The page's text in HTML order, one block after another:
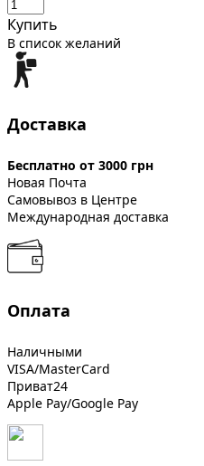
Купить
В список желаний
Доставка
Бесплатно от 3000 грн
Новая Почта
Самовывоз в Центре
Международная доставка
Оплата
Наличными
VISA/MasterCard
Приват24
Apple Pay/Google Pay